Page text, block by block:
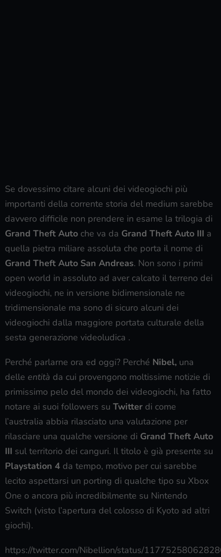
Se dovessimo citare alcuni dei videogiochi più
importanti della corrente storia del medium sarebbe
davvero difficile non prendere in esame la trilogia di
Grand Theft Auto che va da Grand Theft Auto III a
quella pietra miliare assoluta che porta il nome di
Grand Theft Auto San Andreas. Non sono i primi
open world in assoluto ad aver calcato il terreno dei
videogiochi, ne in versione bidimensionale ne
tridimensionale ma sono di sicuro alcuni dei
videogiochi dalla maggiore portata culturale della
sesta generazione videoludica .
Perché parlarne ora ed oggi? Perché Nibel, una
delle entità da cui provengono moltissime notizie di
primissimo pelo del mondo dei videogiochi, ha fatto
notare ai suoi followers su Twitter di come
l’australia abbia rilasciato una valutazione per
rilasciare una qualche versione di Grand Theft Auto
III sul territorio dei canguri. Il titolo è già presente su
Playstation 4 da tempo, motivo per cui sarebbe
lecito aspettarsi un porting di qualche tipo su Xbox
One o ancora più incredibilmente su Nintendo
Switch (visto l’apertura del colosso di Kyoto ad altri
giochi).
https://twitter.com/Nibellion/status/